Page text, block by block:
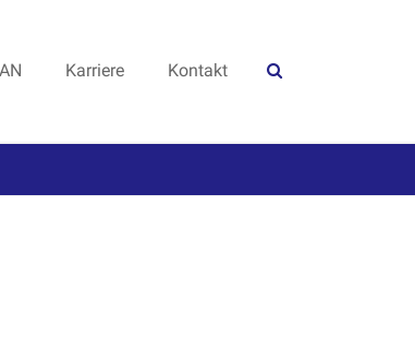
Karriere Kontakt